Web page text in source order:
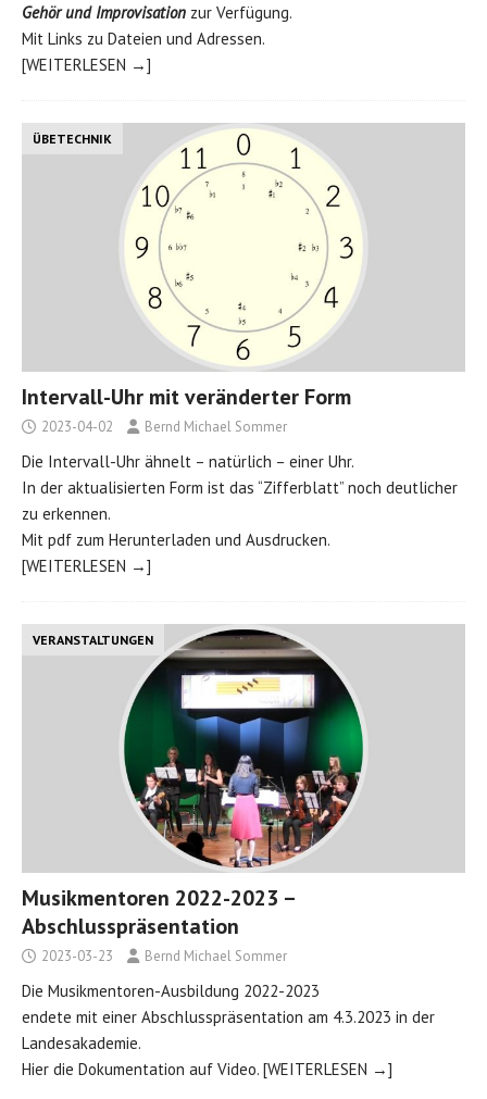
Gehör und Improvisation zur Verfügung.
Mit Links zu Dateien und Adressen.
[WEITERLESEN →]
ÜBETECHNIK
Intervall-Uhr mit veränderter Form
2023-04-02 Bernd Michael Sommer
Die Intervall-Uhr ähnelt – natürlich – einer Uhr.
In der aktualisierten Form ist das “Zifferblatt” noch deutlicher
zu erkennen.
Mit pdf zum Herunterladen und Ausdrucken.
[WEITERLESEN →]
VERANSTALTUNGEN
Musikmentoren 2022-2023 –
Abschlusspräsentation
2023-03-23 Bernd Michael Sommer
Die Musikmentoren-Ausbildung 2022-2023
endete mit einer Abschlusspräsentation am 4.3.2023 in der
Landesakademie.
Hier die Dokumentation auf Video. [WEITERLESEN →]